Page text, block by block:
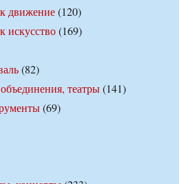
движение(120)
искусство(169)
(82)
театры(141)
(69)